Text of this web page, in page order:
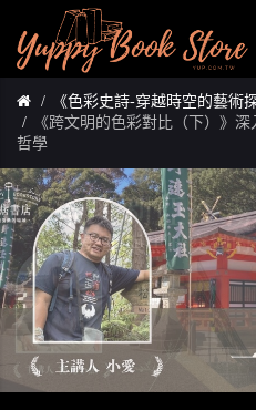
《色彩史詩-穿越時空的藝術
《跨文明的色彩對比（下）》
哲學